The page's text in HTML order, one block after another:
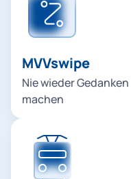
MVVswipe
Nie wieder
machen